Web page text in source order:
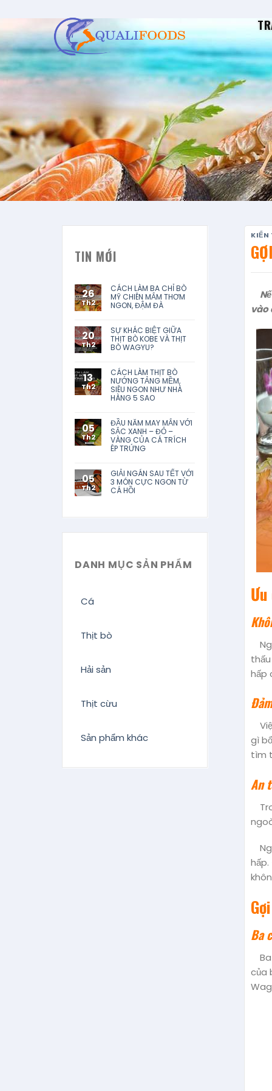
content
TIN MỚI
26
Th2
CÁCH LÀM BA CHỈ BÒ
MỸ CHIÊN MẮM THƠM
NGON, ĐẬM ĐÀ
20
Th2
SỰ KHÁC BIỆT GIỮA
THỊT BÒ KOBE VÀ THỊT
BÒ WAGYU?
13
Th2
CÁCH LÀM THỊT BÒ
NƯỚNG TẢNG MỀM,
SIÊU NGON NHƯ NHÀ
HÀNG 5 SAO
05
Th2
ĐẦU NĂM MAY MẮN VỚI
SẮC XANH – ĐỎ –
VÀNG CỦA CÁ TRÍCH
ÉP TRỨNG
05
Th2
GIẢI NGÁN SAU TẾT VỚI
3 MÓN CỰC NGON TỪ
CÁ HỒI
DANH MỤC SẢN PHẨM
Cá
Thịt bò
Hải sản
Thịt cừu
Sản phẩm khác
KIẾN
vào
hấp
gì
tìm
An
Ba
của